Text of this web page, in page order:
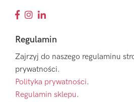
Regulamin
Zajrzyj do naszego regulaminu
prywatności.
Polityka prywatności.
Regulamin sklepu.